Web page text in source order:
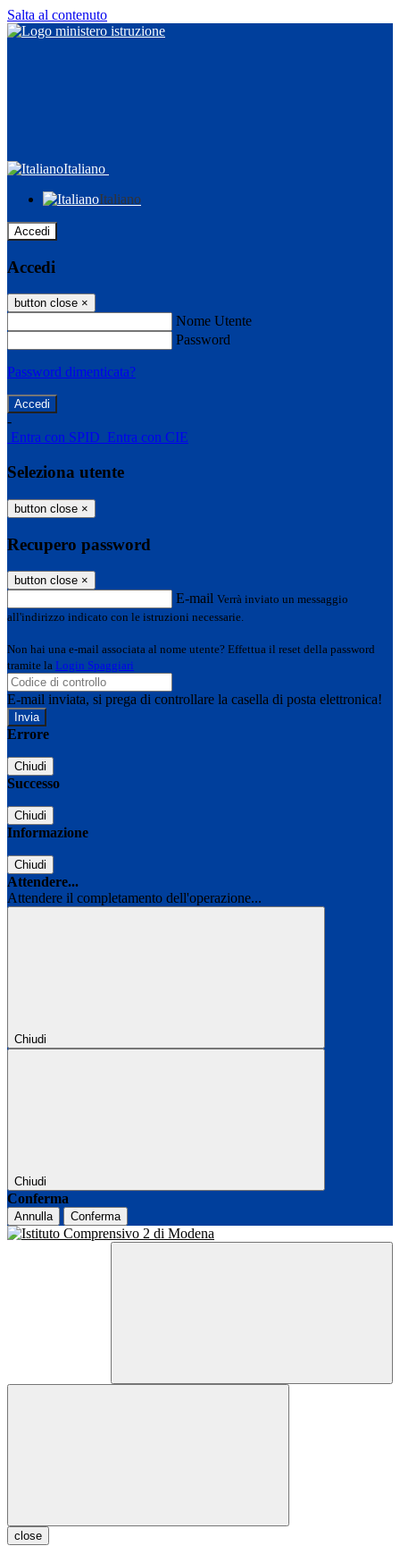
Salta al contenuto
Italiano
Italiano
Accedi
Accedi
button close ×
Nome Utente
Password
Password dimenticata?
-
Entra con SPID Entra con CIE
Seleziona utente
button close ×
Recupero password
button close ×
E-mail Verrà inviato un messaggio
all'indirizzo indicato con le istruzioni necessarie.
Non hai una e-mail associata al nome utente? Effettua il reset della password
tramite la Login Spaggiari
E-mail inviata, si prega di controllare la casella di posta elettronica!
Errore
Chiudi
Successo
Chiudi
Informazione
Chiudi
Attendere...
Attendere il completamento dell'operazione...
Chiudi
Chiudi
Conferma
Annulla Conferma
close